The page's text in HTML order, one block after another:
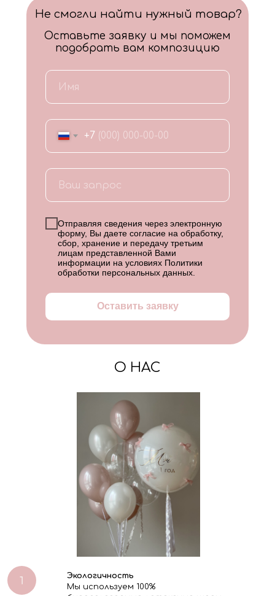
+7
Отправляя сведения через электронную
форму, Вы даете согласие на обработку,
сбор, хранение и передачу третьим
лицам представленной Вами
информации на условиях Политики
обработки персональных данных
Оставить заявку
Не смогли найти нужный товар?
Оставьте заявку и мы поможем
подобрать вам композицию
О НАС
Экологичность
Мы используем 100%